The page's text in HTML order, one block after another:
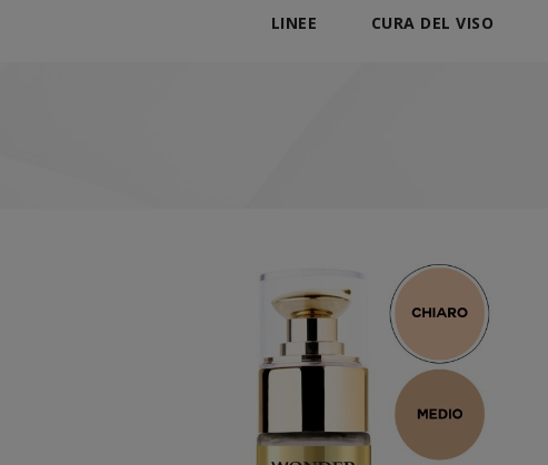
LINEE CURA DEL VISO